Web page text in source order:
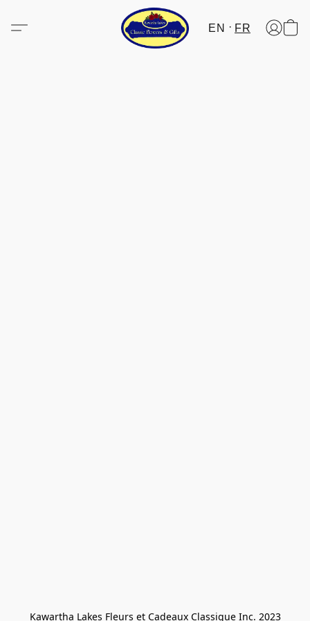
EN FR
Kawartha Lakes Fleurs et Cadeaux Classique Inc. 2023